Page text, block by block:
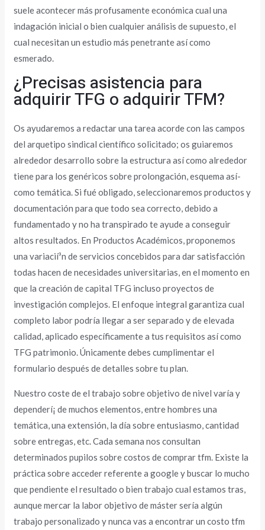
suele acontecer más profusamente económica cual una
indagación inicial o bien cualquier análisis de supuesto, el
cual necesitan un estudio más penetrante así­ como
esmerado.
¿Precisas asistencia para
adquirir TFG o adquirir TFM?
Os ayudaremos a redactar una tarea acorde con las campos
del arquetipo sindical científico solicitado; os guiaremos
alrededor desarrollo sobre la estructura así­ como alrededor
tiene para los genéricos sobre prolongación, esquema así­
como temática. Si fué obligado, seleccionaremos productos y
documentación para que todo sea correcto, debido a
fundamentado y no ha transpirado te ayude a conseguir
altos resultados. En Productos Académicos, proponemos
una variacií³n de servicios concebidos para dar satisfacción
todas hacen de necesidades universitarias, en el momento en
que la creación de capital TFG incluso proyectos de
investigación complejos. El enfoque integral garantiza cual
completo labor podrí­a llegar a ser separado y de elevada
calidad, aplicado específicamente a tus requisitos así­ como
TFG patrimonio. Únicamente debes cumplimentar el
formulario después de detalles sobre tu plan.
Nuestro coste de el trabajo sobre objetivo de nivel varía y
dependerí¡ de muchos elementos, entre hombres una
temática, una extensión, la día sobre entusiasmo, cantidad
sobre entregas, etc. Cada semana nos consultan
determinados pupilos sobre costos de comprar tfm. Existe la
práctica sobre acceder referente a google y buscar lo mucho
que pendiente el resultado o bien trabajo cual estamos tras,
aunque mercar la labor objetivo de máster serí­a algún
trabajo personalizado y nunca vas a encontrar un costo tfm